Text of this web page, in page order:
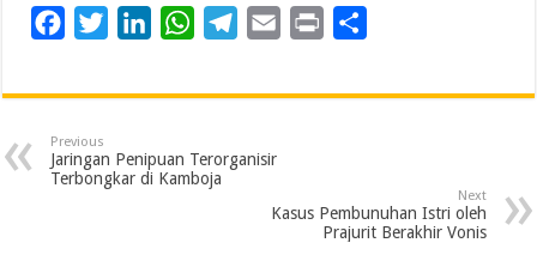
c
b
o
i
t
e
n
e
d
W
a
s
A
l
g
a
i
a
Previous
Jaringan Penipuan Terorganisir
Terbongkar di Kamboja
Next
Kasus Pembunuhan Istri oleh
Prajurit Berakhir Vonis